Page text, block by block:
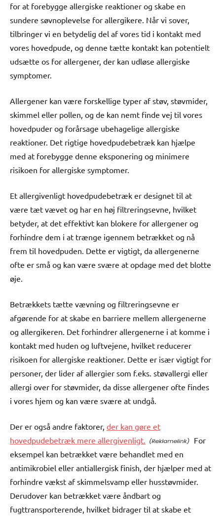
for at forebygge allergiske reaktioner og skabe en
sundere søvnoplevelse for allergikere. Når vi sover,
tilbringer vi en betydelig del af vores tid i kontakt med
vores hovedpude, og denne tætte kontakt kan potentielt
udsætte os for allergener, der kan udløse allergiske
symptomer.
Allergener kan være forskellige typer af støv, støvmider,
skimmel eller pollen, og de kan nemt finde vej til vores
hovedpuder og forårsage ubehagelige allergiske
reaktioner. Det rigtige hovedpudebetræk kan hjælpe
med at forebygge denne eksponering og minimere
risikoen for allergiske symptomer.
Et allergivenligt hovedpudebetræk er designet til at
være tæt vævet og har en høj filtreringsevne, hvilket
betyder, at det effektivt kan blokere for allergener og
forhindre dem i at trænge igennem betrækket og nå
frem til hovedpuden. Dette er vigtigt, da allergenerne
ofte er små og kan være svære at opdage med det blotte
øje.
Betrækkets tætte vævning og filtreringsevne er
afgørende for at skabe en barriere mellem allergenerne
og allergikeren. Det forhindrer allergenerne i at komme i
kontakt med huden og luftvejene, hvilket reducerer
risikoen for allergiske reaktioner. Dette er især vigtigt for
personer, der lider af allergier som f.eks. støvallergi eller
allergi over for støvmider, da disse allergener ofte findes
i vores hjem og kan være svære at undgå.
Der er også andre faktorer, der kan gøre et
hovedpudebetræk mere allergivenligt.
For
eksempel kan betrækket være behandlet med en
antimikrobiel eller antiallergisk finish, der hjælper med at
forhindre vækst af skimmelsvamp eller husstøvmider.
Derudover kan betrækket være åndbart og
fugttransporterende, hvilket bidrager til at skabe et